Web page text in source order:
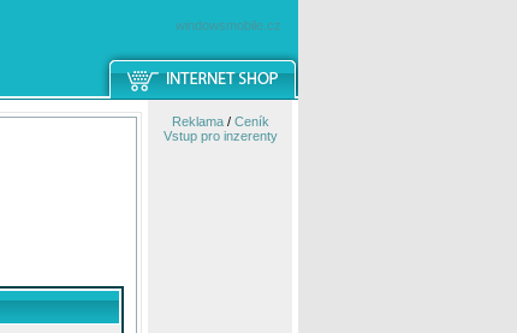
windowsmobile.cz
Reklama/ Ceník
Vstup pro inzerenty